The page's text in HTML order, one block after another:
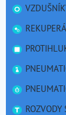
ROZVODY